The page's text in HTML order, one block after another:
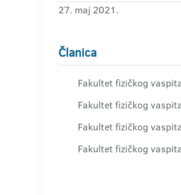
27. maj 2021.
Članica
Fakultet fizičkog
Fakultet fizičkog
Fakultet fizičkog
Fakultet fizičkog